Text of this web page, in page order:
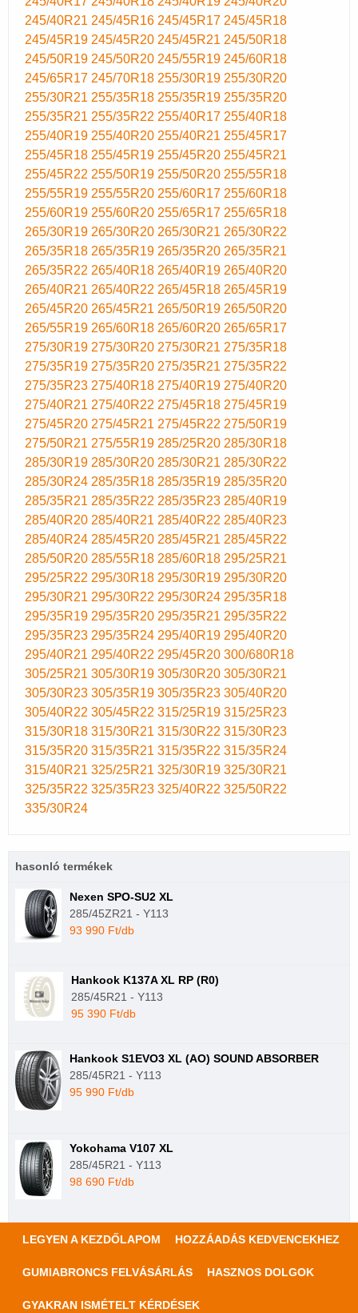
245/40R21 245/45R16 245/45R17 245/45R18
245/45R19 245/45R20 245/45R21 245/50R18
245/50R19 245/50R20 245/55R19 245/60R18
245/65R17 245/70R18 255/30R19 255/30R20
255/30R21 255/35R18 255/35R19 255/35R20
255/35R21 255/35R22 255/40R17 255/40R18
255/40R19 255/40R20 255/40R21 255/45R17
255/45R18 255/45R19 255/45R20 255/45R21
255/45R22 255/50R19 255/50R20 255/55R18
255/55R19 255/55R20 255/60R17 255/60R18
255/60R19 255/60R20 255/65R17 255/65R18
265/30R19 265/30R20 265/30R21 265/30R22
265/35R18 265/35R19 265/35R20 265/35R21
265/35R22 265/40R18 265/40R19 265/40R20
265/40R21 265/40R22 265/45R18 265/45R19
265/45R20 265/45R21 265/50R19 265/50R20
265/55R19 265/60R18 265/60R20 265/65R17
275/30R19 275/30R20 275/30R21 275/35R18
275/35R19 275/35R20 275/35R21 275/35R22
275/35R23 275/40R18 275/40R19 275/40R20
275/40R21 275/40R22 275/45R18 275/45R19
275/45R20 275/45R21 275/45R22 275/50R19
275/50R21 275/55R19 285/25R20 285/30R18
285/30R19 285/30R20 285/30R21 285/30R22
285/30R24 285/35R18 285/35R19 285/35R20
285/35R21 285/35R22 285/35R23 285/40R19
285/40R20 285/40R21 285/40R22 285/40R23
285/40R24 285/45R20 285/45R21 285/45R22
285/50R20 285/55R18 285/60R18 295/25R21
295/25R22 295/30R18 295/30R19 295/30R20
295/30R21 295/30R22 295/30R24 295/35R18
295/35R19 295/35R20 295/35R21 295/35R22
295/35R23 295/35R24 295/40R19 295/40R20
295/40R21 295/40R22 295/45R20 300/680R18
305/25R21 305/30R19 305/30R20 305/30R21
305/30R23 305/35R19 305/35R23 305/40R20
305/40R22 305/45R22 315/25R19 315/25R23
315/30R18 315/30R21 315/30R22 315/30R23
315/35R20 315/35R21 315/35R22 315/35R24
315/40R21 325/25R21 325/30R19 325/30R21
325/35R22 325/35R23 325/40R22 325/50R22
335/30R24
hasonló termékek
Nexen SPO-SU2 XL
285/45ZR21 - Y113
93 990 Ft/db
Hankook K137A XL RP (R0)
285/45R21 - Y113
95 390 Ft/db
Hankook S1EVO3 XL (AO) SOUND ABSORBER
285/45R21 - Y113
95 990 Ft/db
Yokohama V107 XL
285/45R21 - Y113
98 690 Ft/db
LEGYEN A KEZDŐLAPOM HOZZÁADÁS KEDVENCEKHEZ
GUMIABRONCS FELVÁSÁRLÁS HASZNOS DOLGOK
GYAKRAN ISMÉTELT KÉRDÉSEK